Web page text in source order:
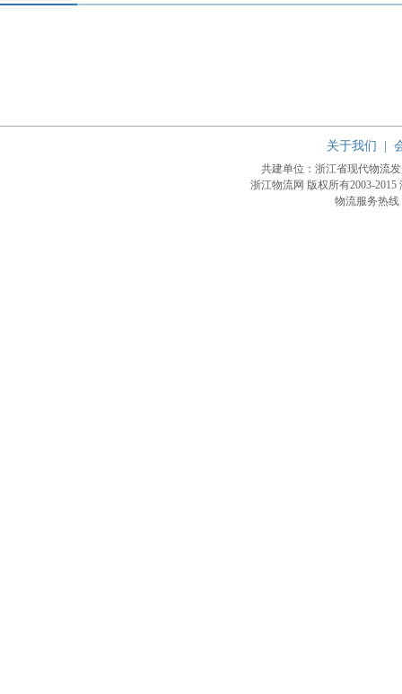
关于我们
共建单位：浙江省现代物流
浙江物流网 版权所有2003-2015
物流服务热线